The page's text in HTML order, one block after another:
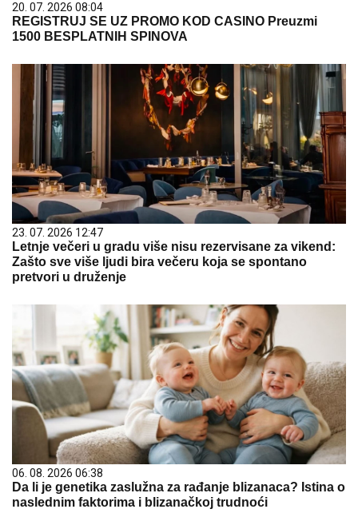
20. 07. 2026 08:04
REGISTRUJ SE UZ PROMO KOD CASINO Preuzmi
1500 BESPLATNIH SPINOVA
23. 07. 2026 12:47
Letnje večeri u gradu više nisu rezervisane za vikend:
Zašto sve više ljudi bira večeru koja se spontano
pretvori u druženje
06. 08. 2026 06:38
Da li je genetika zaslužna za rađanje blizanaca? Istina o
naslednim faktorima i blizanačkoj trudnoći